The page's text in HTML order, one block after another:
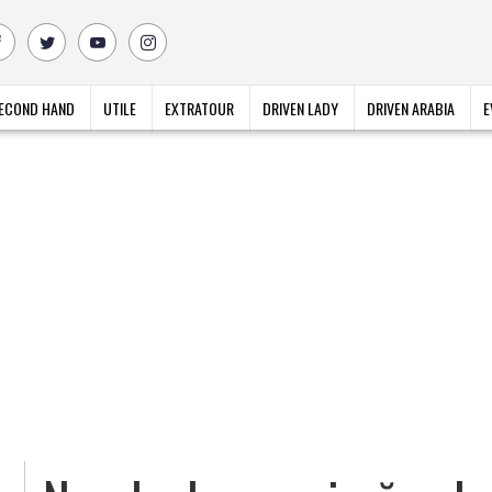
HAND UTILE EXTRATOUR DRIVEN LADY DRIVEN ARABIA